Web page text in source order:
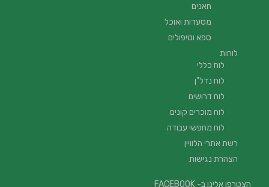
חאנים
מסעדות ואוכל
ספא וטיפולים
לוחות
לוח כללי
לוח נדל"ן
לוח דרושים
לוח מוכרים קונים
לוח מחפשי עבודה
רשת אתרי הלוויין
הצהרת נגישות
הצטרפו אלינו ב- FACEBOOK